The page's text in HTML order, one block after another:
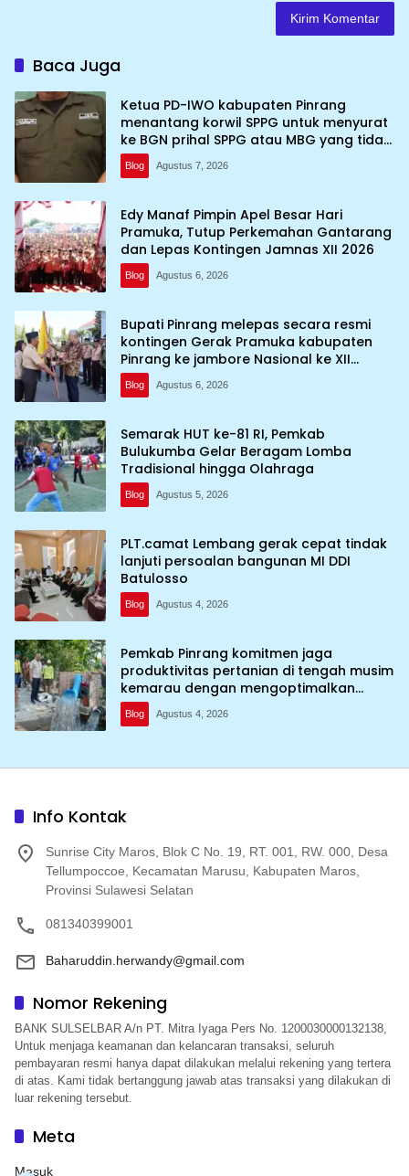
Baca Juga
Ketua PD-IWO kabupaten Pinrang
menantang korwil SPPG untuk menyurat
ke BGN prihal SPPG atau MBG yang tidak
memenuhi syarat standar dan
persyaratan teknis
Blog Agustus 7, 2026
Edy Manaf Pimpin Apel Besar Hari
Pramuka, Tutup Perkemahan Gantarang
dan Lepas Kontingen Jamnas XII 2026
Blog Agustus 6, 2026
Bupati Pinrang melepas secara resmi
kontingen Gerak Pramuka kabupaten
Pinrang ke jambore Nasional ke XII
kebumi perkemahan Cibubur
Blog Agustus 6, 2026
Semarak HUT ke-81 RI, Pemkab
Bulukumba Gelar Beragam Lomba
Tradisional hingga Olahraga
Blog Agustus 5, 2026
PLT.camat Lembang gerak cepat tindak
lanjuti persoalan bangunan MI DDI
Batulosso
Blog Agustus 4, 2026
Pemkab Pinrang komitmen jaga
produktivitas pertanian di tengah musim
kemarau dengan mengoptimalkan
program Irigasi perpompaan (Irpom)
Blog Agustus 4, 2026
Info Kontak
Sunrise City Maros, Blok C No. 19, RT. 001, RW. 000, Desa
Tellumpoccoe, Kecamatan Marusu, Kabupaten Maros,
Provinsi Sulawesi Selatan
081340399001
Baharuddin.herwandy@gmail.com
Nomor Rekening
BANK SULSELBAR A/n PT. Mitra Iyaga Pers No. 1200030000132138,
Untuk menjaga keamanan dan kelancaran transaksi, seluruh
pembayaran resmi hanya dapat dilakukan melalui rekening yang tertera
di atas. Kami tidak bertanggung jawab atas transaksi yang dilakukan di
luar rekening tersebut.
Meta
Masuk